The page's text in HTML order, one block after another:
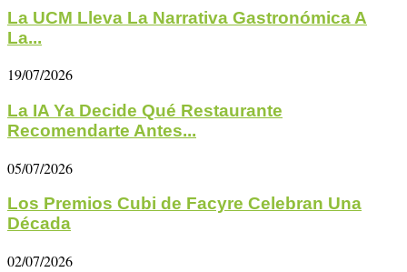
La UCM Lleva La Narrativa Gastronómica A
La...
19/07/2026
La IA Ya Decide Qué Restaurante
Recomendarte Antes...
05/07/2026
Los Premios Cubi de Facyre Celebran Una
Década
02/07/2026